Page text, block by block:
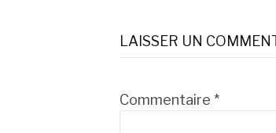
suite
LAISSER UN
Commentaire *